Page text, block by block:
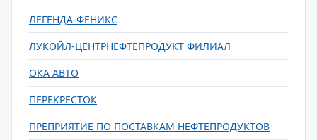
ЛЕГЕНДА-ФЕНИКС
ЛУКОЙЛ-ЦЕНТРНЕФТЕПРОДУКТ ФИЛИАЛ
ОКА АВТО
ПЕРЕКРЕСТОК
ПРЕПРИЯТИЕ ПО ПОСТАВКАМ НЕФТЕПРОДУКТОВ